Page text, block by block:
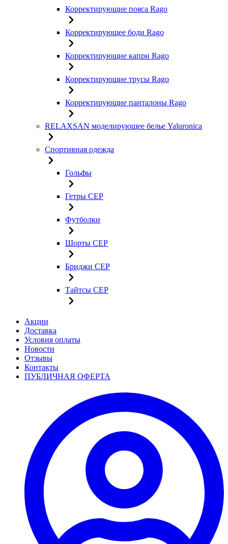
Корректирующие пояса Rago
Корректирующее боди Rago
Корректирующие капри Rago
Корректирующие трусы Rago
Корректирующие панталоны Rago
RELAXSAN моделирующее белье Yaluroniсa
Спортивная одежда
Гольфы
Гетры CEP
Футболки
Шорты CEP
Бриджи CEP
Тайтсы CEP
Акции
Доставка
Условия оплаты
Новости
Отзывы
Контакты
ПУБЛИЧНАЯ ОФЕРТА